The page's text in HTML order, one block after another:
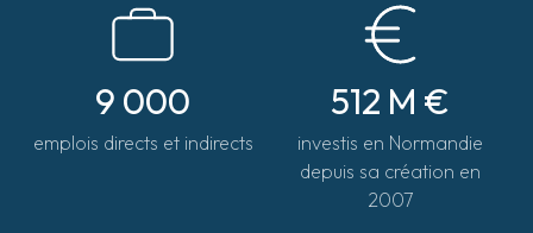
9 000
emplois directs et indirects
512 M €
investis en Normandie
depuis sa création en
2007